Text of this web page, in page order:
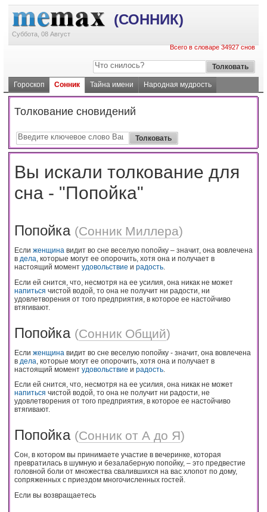
(СОННИК)
Суббота, 08 Август
Всего в словаре 34927 снов
Гороскоп Сонник Тайна имени Народная мудрость
Толкование сновидений
Вы искали толкование для
сна - "Попойка"
Попойка (Сонник Миллера)
Если женщина видит во сне веселую попойку – значит, она вовлечена
в дела, которые могут ее опорочить, хотя она и получает в
настоящий момент удовольствие и радость.
Если ей снится, что, несмотря на ее усилия, она никак не может
напиться чистой водой, то она не получит ни радости, ни
удовлетворения от того предприятия, в которое ее настойчиво
втягивают.
Попойка (Сонник Общий)
Если женщина видит во сне веселую попойку - значит, она вовлечена
в дела , которые могут ее опорочить, хотя она и получает в
настоящий момент удовольствие и радость
Если ей снится, что, несмотря на ее усилия, она никак не может
напиться чистой водой, то она не получит ни радости, не
удовлетворения от того предприятия, в которое ее настойчиво
втягивают.
Попойка (Сонник от А до Я)
Сон, в котором вы принимаете участие в вечеринке, которая
превратилась в шумную и безалаберную попойку, – это предвестие
головной боли от множества свалившихся на вас хлопот по дому,
сопряженных с приездом многочисленных гостей.
Если вы возвращаетесь